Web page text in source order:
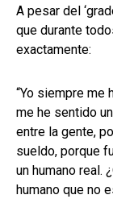
A pesar del
que durante
exactamente:
“Yo siempre me
me he sentido
entre la gente,
sueldo, porque
un humano real.
humano que no